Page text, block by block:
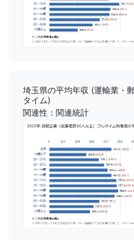
埼玉県の平均年収 (運輸業・
タイム)
関連性：関連統計